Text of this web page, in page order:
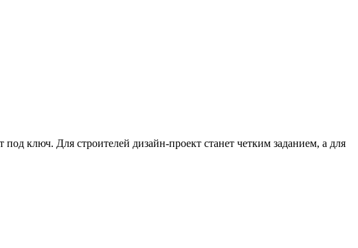
под ключ. Для строителей дизайн-проект станет четким заданием, а для